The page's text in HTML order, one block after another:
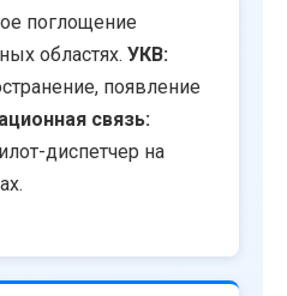
поглощение
областях. УКВ:
появление
связь:
диспетчер на